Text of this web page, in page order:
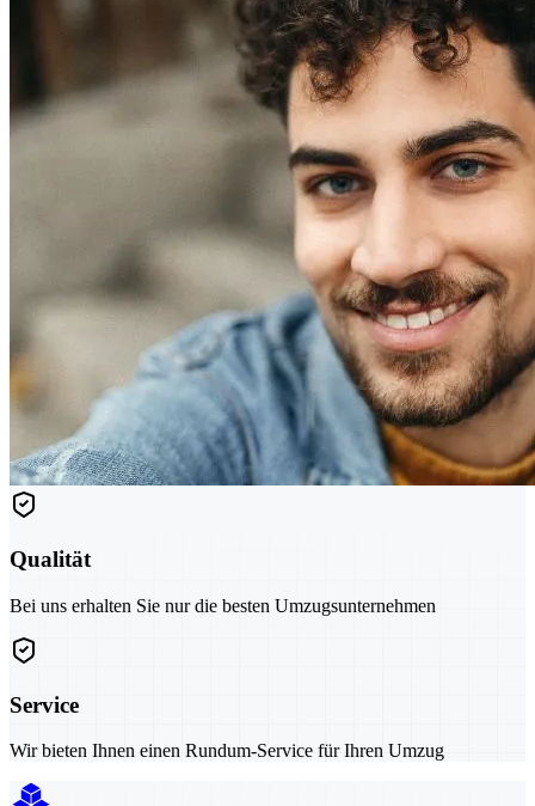
Qualität
Bei uns erhalten Sie nur die besten Umzugsunternehmen
Service
Wir bieten Ihnen einen Rundum-Service für Ihren Umzug